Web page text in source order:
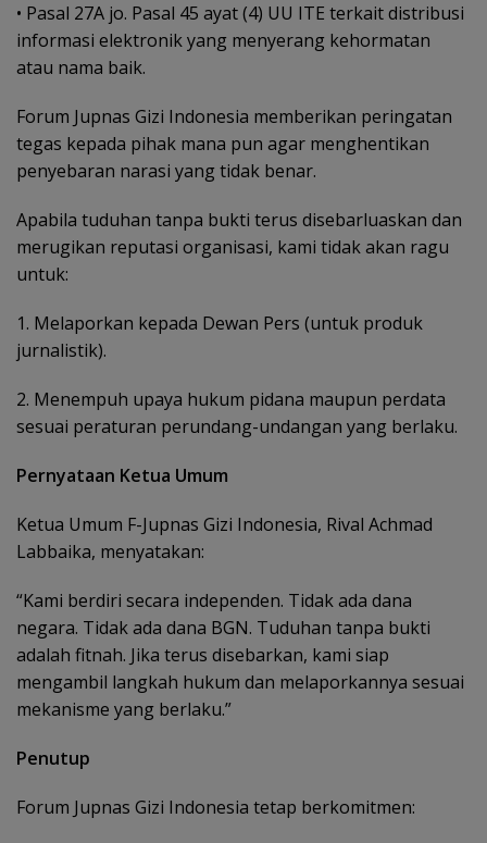
• Pasal 27A jo. Pasal 45 ayat (4) UU ITE terkait distribusi
informasi elektronik yang menyerang kehormatan
atau nama baik.
Forum Jupnas Gizi Indonesia memberikan peringatan
tegas kepada pihak mana pun agar menghentikan
penyebaran narasi yang tidak benar.
Apabila tuduhan tanpa bukti terus disebarluaskan dan
merugikan reputasi organisasi, kami tidak akan ragu
untuk:
1. Melaporkan kepada Dewan Pers (untuk produk
jurnalistik).
2. Menempuh upaya hukum pidana maupun perdata
sesuai peraturan perundang-undangan yang berlaku.
Pernyataan Ketua Umum
Ketua Umum F-Jupnas Gizi Indonesia, Rival Achmad
Labbaika, menyatakan:
“Kami berdiri secara independen. Tidak ada dana
negara. Tidak ada dana BGN. Tuduhan tanpa bukti
adalah fitnah. Jika terus disebarkan, kami siap
mengambil langkah hukum dan melaporkannya sesuai
mekanisme yang berlaku.”
Penutup
Forum Jupnas Gizi Indonesia tetap berkomitmen: